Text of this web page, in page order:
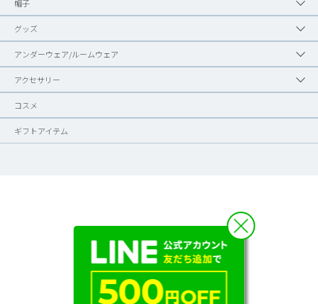
帽子
グッズ
アンダーウェア/ルームウェア
アクセサリー
コスメ
ギフトアイテム